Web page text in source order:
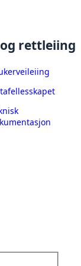
rettleiing